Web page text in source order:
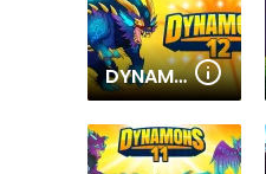
DYNAMONS 12